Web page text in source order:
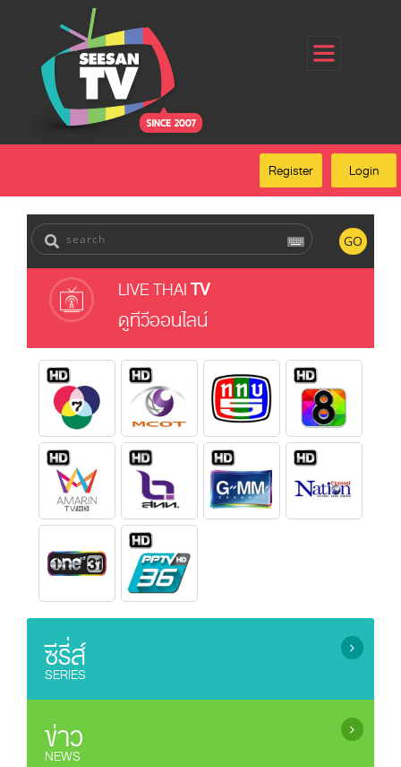
Register
Login
Forgot Password
FAQ
Login
Register
GO
LIVE THAITV
ดูทีวีออนไลน์
ซีรี่ส์
SERIES
ซีรี่ย์เกาหลี (เสียงไทย) / Korean Series
ซีรี่ย์ยูริ (ซีรี่ย์หญิงรักหญิง) / Lesbian Serie
ซีรี่ย์จีน (ซับไทย) / Chinese Series (sub Thai)
ข่าว
NEWS